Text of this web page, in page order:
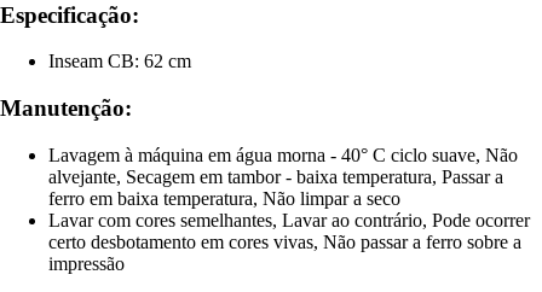
Especificação:
Inseam CB: 62 cm
Manutenção:
Lavagem à máquina em água morna - 40° C ciclo suave, Não
alvejante, Secagem em tambor - baixa temperatura, Passar a
ferro em baixa temperatura, Não limpar a seco
Lavar com cores semelhantes, Lavar ao contrário, Pode ocorrer
certo desbotamento em cores vivas, Não passar a ferro sobre a
impressão